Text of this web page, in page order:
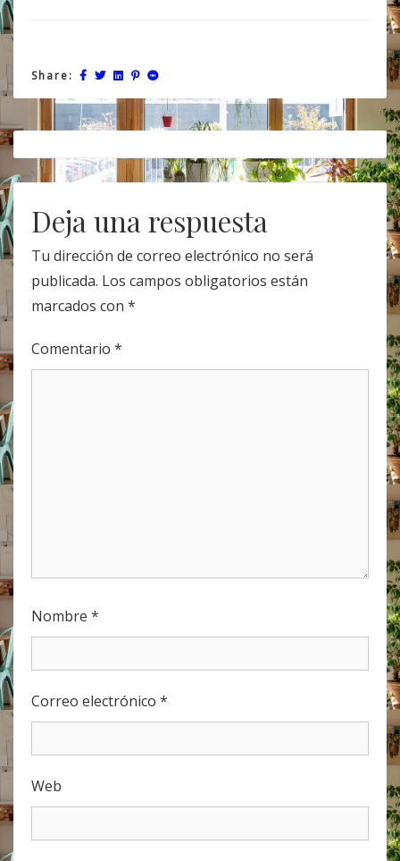
Share:
Post
navigation
Deja una respuesta
Tu dirección de correo electrónico no será
publicada. Los campos obligatorios están
marcados con *
Comentario *
Nombre *
Correo electrónico *
Web